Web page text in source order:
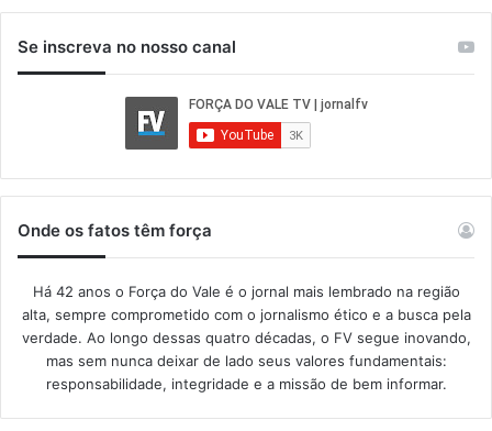
Se inscreva no nosso canal
Onde os fatos têm força
Há 42 anos o Força do Vale é o jornal mais lembrado na região
alta, sempre comprometido com o jornalismo ético e a busca pela
verdade. Ao longo dessas quatro décadas, o FV segue inovando,
mas sem nunca deixar de lado seus valores fundamentais:
responsabilidade, integridade e a missão de bem informar.​